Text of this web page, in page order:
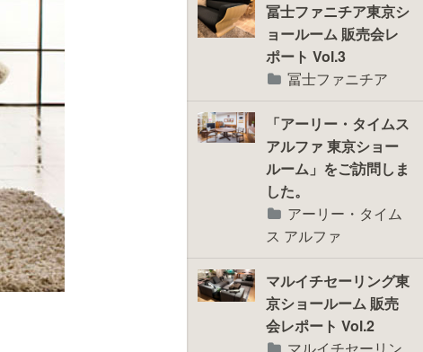
冨士ファニチア東京シ
ョールーム 販売会レ
ポート Vol.3
冨士ファニチア
「アーリー・タイムス
アルファ 東京ショー
ルーム」をご訪問しま
した。
アーリー・タイム
ス アルファ
マルイチセーリング東
京ショールーム 販売
会レポート Vol.2